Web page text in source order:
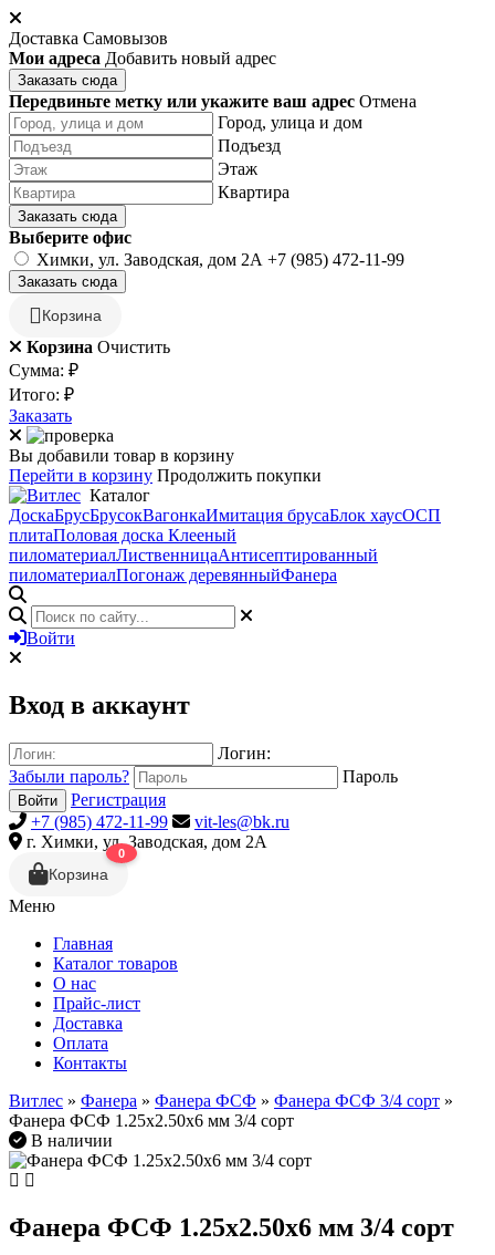
Доставка Самовызов
Мои адреса Добавить новый адрес
Заказать сюда
Передвиньте метку или укажите ваш адрес Отмена
Город, улица и дом
Подъезд
Этаж
Квартира
Заказать сюда
Выберите офис
Химки, ул. Заводская, дом 2А +7 (985) 472-11-99
Заказать сюда
Корзина
Корзина Очистить
Сумма: ₽
Итого: ₽
Заказать
Вы добавили товар в корзину
Перейти в корзину Продолжить покупки
Каталог
ДоскаБрусБрусокВагонкаИмитация брусаБлок хаусОСП
плитаПоловая доска Клееный
пиломатериалЛиственницаАнтисептированный
пиломатериалПогонаж деревянныйФанера
Войти
Вход в аккаунт
Логин:
Забыли пароль?
Пароль
Войти
Регистрация
+7 (985) 472-11-99
vit-les@bk.ru
г. Химки, ул. Заводская, дом 2А
Корзина
0
Меню
Главная
Каталог товаров
О нас
Прайс-лист
Доставка
Оплата
Контакты
Витлес » Фанера » Фанера ФСФ » Фанера ФСФ 3/4 сорт »
Фанера ФСФ 1.25х2.50х6 мм 3/4 сорт
В наличии
Фанера ФСФ 1.25х2.50х6 мм 3/4 сорт